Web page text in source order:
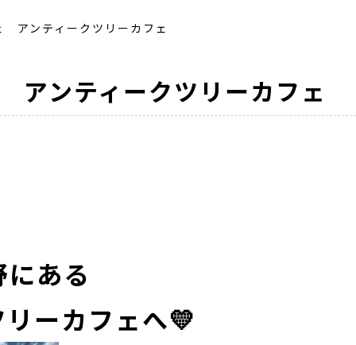
ンティークツリーカフェ
ンティークツリーカフェ
ある
ーカフェへ💛